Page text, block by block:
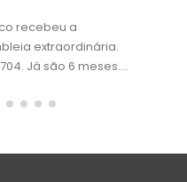
recebeu a
extraordinária.
Já são 6 meses....